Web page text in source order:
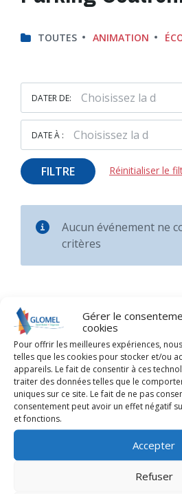
Gérer le
cookies
Pour offrir les meilleures expériences,
telles que les cookies pour stocker et/ou
appareils. Le fait de consentir à ces
traiter des données telles que le
uniques sur ce site. Le fait de ne pas
consentement peut avoir un effet négatif
et fonctions.
Accepter
Refuser
TOUTES ANIMATION
DATER DE:
DATE À :
FILTRE Réinitialiser le
Aucun événement ne
critères